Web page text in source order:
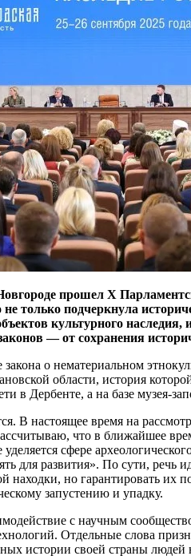
прошел X
только подчеркнула
культурного
— от сохранения
о нематериальном
области, история
в Дербенте, а на базе музея-
В настоящее время на
что в ближайшее
сфере
для развития». По сути,
находки, но гарантировать их
запустению и упадку.
с научным
Отдельные слова
истории своей страны людей